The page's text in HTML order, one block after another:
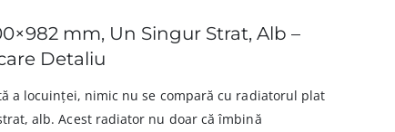
mm, Un Singur Strat, Alb –
Detaliu
a locuinței, nimic nu se compară cu radiatorul plat
alb. Acest radiator nu doar că îmbină